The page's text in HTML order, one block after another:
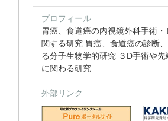
プロフィール
胃癌、食道癌の内視鏡外科手術・
関する研究 胃癌、食道癌の診断
る分子生物学的研究 ３D手術や
に関わる研究
外部リンク